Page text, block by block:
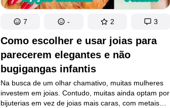
Como escolher e usar joias para
parecerem elegantes e não
bugigangas infantis
Na busca de um olhar chamativo, muitas mulheres
investem em joias. Contudo, muitas ainda optam por
bijuterias em vez de joias mais caras, com metais
7 - 2 3